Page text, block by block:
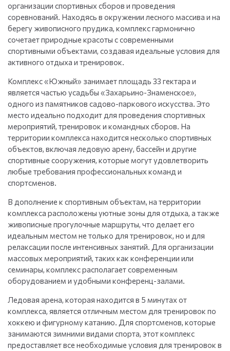
организации спортивных сборов и проведения
соревнований. Находясь в окружении лесного массива и на
берегу живописного прудика, комплекс гармонично
сочетает природные красоты с современными
спортивными объектами, создавая идеальные условия для
активного отдыха и тренировок.
Комплекс «Южный» занимает площадь 33 гектара и
является частью усадьбы «Захарьино-Знаменское»,
одного из памятников садово-паркового искусства. Это
место идеально подходит для проведения спортивных
мероприятий, тренировок и командных сборов. На
территории комплекса находится несколько спортивных
объектов, включая ледовую арену, бассейн и другие
спортивные сооружения, которые могут удовлетворить
любые требования профессиональных команд и
спортсменов.
В дополнение к спортивным объектам, на территории
комплекса расположены уютные зоны для отдыха, а также
живописные прогулочные маршруты, что делает его
идеальным местом не только для тренировок, но и для
релаксации после интенсивных занятий. Для организации
массовых мероприятий, таких как конференции или
семинары, комплекс располагает современным
оборудованием и удобными конференц-залами.
Ледовая арена, которая находится в 5 минутах от
комплекса, является отличным местом для тренировок по
хоккею и фигурному катанию. Для спортсменов, которые
занимаются зимними видами спорта, этот комплекс
предоставляет все необходимые условия для тренировок в